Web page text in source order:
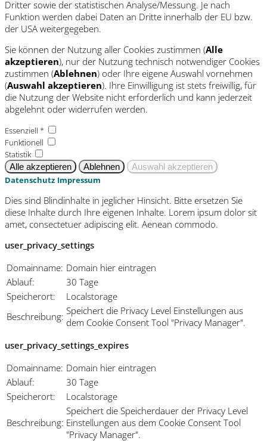
Dritter sowie der statistischen Analyse/Messung. Je nach
Funktion werden dabei Daten an Dritte innerhalb der EU bzw.
der USA weitergegeben.
Sie können der Nutzung aller Cookies zustimmen (Alle
akzeptieren), nur der Nutzung technisch notwendiger Cookies
zustimmen (Ablehnen) oder Ihre eigene Auswahl vornehmen
(Auswahl akzeptieren). Ihre Einwilligung ist stets freiwillig, für
die Nutzung der Website nicht erforderlich und kann jederzeit
abgelehnt oder widerrufen werden.
Essenziell *
Funktionell
Statistik
Datenschutz Impressum
Dies sind Blindinhalte in jeglicher Hinsicht. Bitte ersetzen Sie
diese Inhalte durch Ihre eigenen Inhalte. Lorem ipsum dolor sit
amet, consectetuer adipiscing elit. Aenean commodo.
user_privacy_settings
Domainname: Domain hier eintragen
Ablauf:
30 Tage
Speicherort:
Localstorage
Beschreibung: Speichert die Privacy Level Einstellungen aus
dem Cookie Consent Tool "Privacy Manager".
user_privacy_settings_expires
Domainname: Domain hier eintragen
Ablauf:
30 Tage
Speicherort:
Localstorage
Beschreibung:
Speichert die Speicherdauer der Privacy Level
Einstellungen aus dem Cookie Consent Tool
"Privacy Manager".